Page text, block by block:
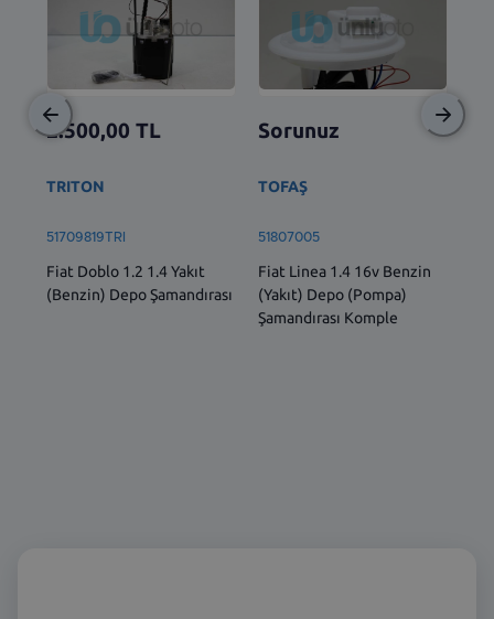
2.500,00 TL
TRITON
51709819TRI
Fiat Doblo 1.2 1.4 Yakıt
(Benzin) Depo Şamandırası
Sorunuz
TOFAŞ
51807005
Fiat Linea 1.4 16v Benzin
(Yakıt) Depo (Pompa)
Şamandırası Komple